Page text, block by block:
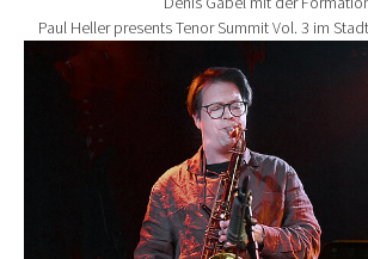
Paul Heller presents Tenor Summit Vol. 3 im
Show larger version for: